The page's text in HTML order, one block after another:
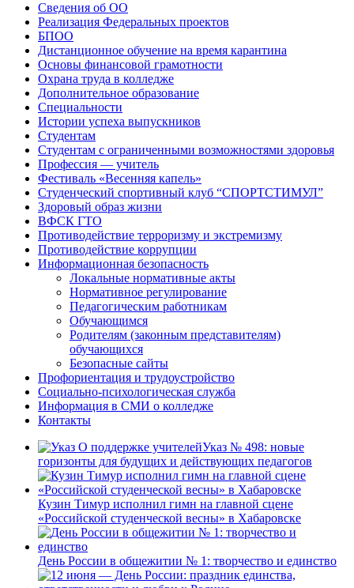
Сведения об ОО
Реализация Федеральных проектов
БПОО
Дистанционное обучение на время карантина
Основы финансовой грамотности
Охрана труда в колледже
Дополнительное образование
Специальности
Истории успеха выпускников
Студентам
Студентам с ограниченными возможностями здоровья
Профессия — учитель
Фестиваль «Весенняя капель»
Студенческий спортивный клуб “СПОРТСТИМУЛ”
Здоровый образ жизни
ВФСК ГТО
Противодействие терроризму и экстремизму
Противодействие коррупции
Информационная безопасность
Локальные нормативные акты
Нормативное регулирование
Педагогическим работникам
Обучающимся
Родителям (законным представителям)
обучающихся
Безопасные сайты
Профориентация и трудоустройство
Социально-психологическая служба
Информация в СМИ о колледже
Контакты
Указ № 498: новые
горизонты для будущих и действующих педагогов
Кузин Тимур исполнил гимн на главной сцене
«Российской студенческой весны» в Хабаровске
День России в общежитии № 1: творчество и единство